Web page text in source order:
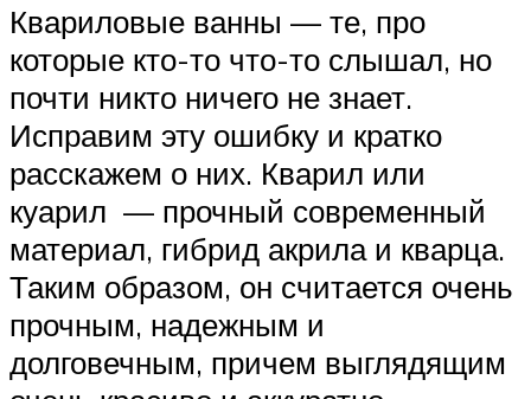
Квариловые ванны — те, про
которые кто-то что-то слышал, но
почти никто ничего не знает.
Исправим эту ошибку и кратко
расскажем о них. Кварил или
куарил — прочный современный
материал, гибрид акрила и кварца.
Таким образом, он считается очень
прочным, надежным и
долговечным, причем выглядящим